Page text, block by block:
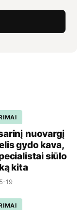
nuovargį
gydo kava,
siūlo
kita
19